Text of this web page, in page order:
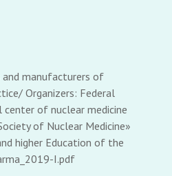
and manufacturers of
Organizers: Federal
center of nuclear medicine
of Nuclear Medicine»
higher Education of the
I.pdf